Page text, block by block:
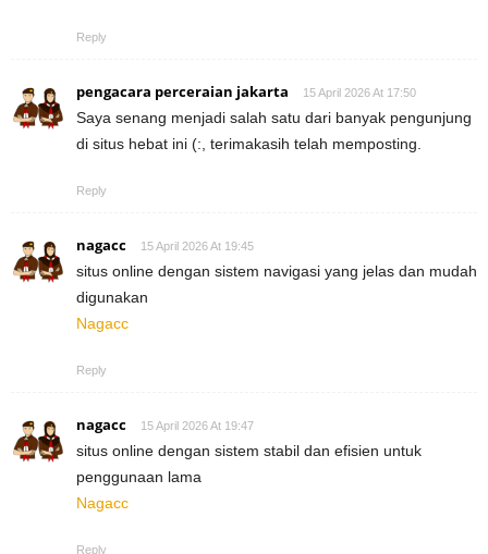
Reply
pengacara perceraian jakarta 15 April 2026 At 17:50
Saya senang menjadi salah satu dari banyak pengunjung
di situs hebat ini (:, terimakasih telah memposting.
Reply
nagacc 15 April 2026 At 19:45
situs online dengan sistem navigasi yang jelas dan mudah
digunakan
Nagacc
Reply
nagacc 15 April 2026 At 19:47
situs online dengan sistem stabil dan efisien untuk
penggunaan lama
Nagacc
Reply